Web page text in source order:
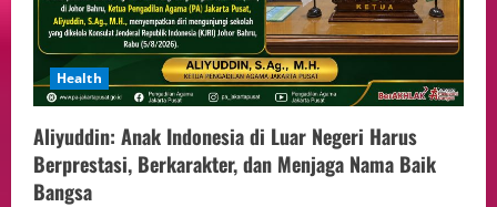
Health
Aliyuddin: Anak Indonesia di Luar Negeri Harus
Berprestasi, Berkarakter, dan Menjaga Nama Baik
Bangsa